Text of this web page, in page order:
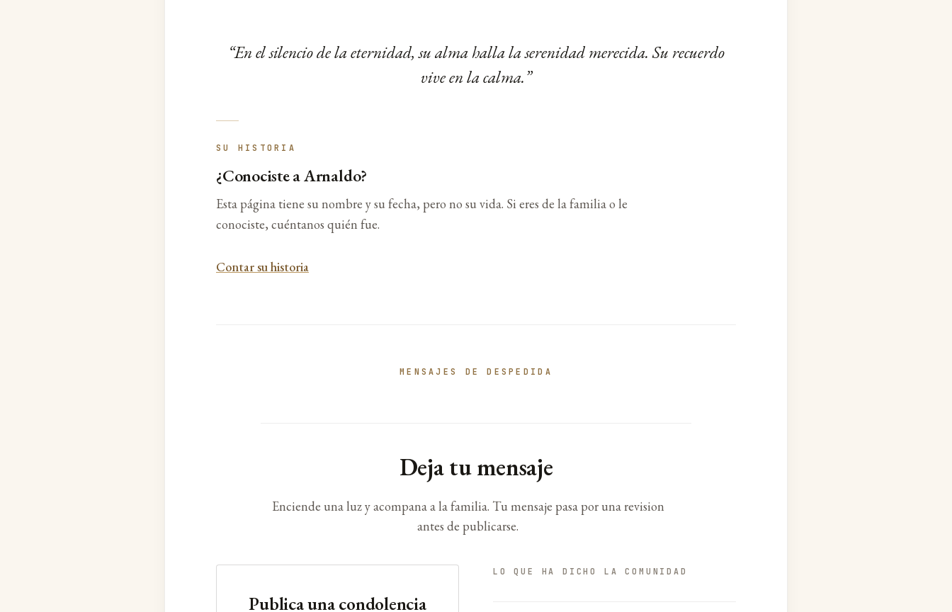
En el silencio de la eternidad, su alma halla la serenidad merecida. Su recuerdo
vive en la calma.
SU HISTORIA
¿Conociste a Arnaldo?
Esta página tiene su nombre y su fecha, pero no su vida. Si eres de la familia o le
conociste, cuéntanos quién fue.
Contar su historia
MENSAJES DE DESPEDIDA
Deja tu mensaje
Enciende una luz y acompana a la familia. Tu mensaje pasa por una revision
antes de publicarse.
Publica una condolencia
LO QUE HA DICHO LA COMUNIDAD